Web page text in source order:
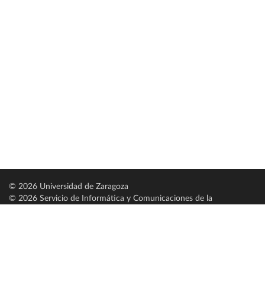
© 2026 Universidad de Zaragoza
© 2026 Servicio de Informática y Comunicaciones de la